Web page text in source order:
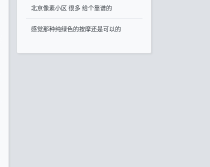
北京像素小区 很多 给个靠谱的
感觉那种纯绿色的按摩还是可以的